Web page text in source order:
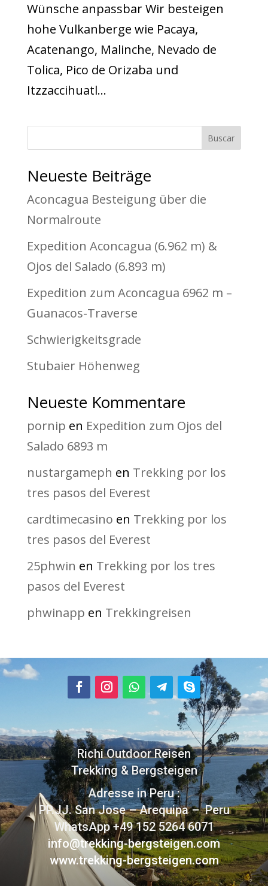
Wünsche anpassbar Wir besteigen
hohe Vulkanberge wie Pacaya,
Acatenango, Malinche, Nevado de
Tolica, Pico de Orizaba und
Itzzaccihuatl...
Buscar
Neueste Beiträge
Aconcagua Besteigung über die
Normalroute
Expedition Aconcagua (6.962 m) &
Ojos del Salado (6.893 m)
Expedition zum Aconcagua 6962 m –
Guanacos-Traverse
Schwierigkeitsgrade
Stubaier Höhenweg
Neueste Kommentare
pornip en Expedition zum Ojos del
Salado 6893 m
nustargameph en Trekking por los
tres pasos del Everest
cardtimecasino en Trekking por los
tres pasos del Everest
25phwin en Trekking por los tres
pasos del Everest
phwinapp en Trekkingreisen
Richi Outdoor Reisen
Trekking & Bergsteigen
Adresse in Peru :
PP.JJ. San Jose – Arequipa – Peru
WhatsApp +49 152 5264 6071
info@trekking-bergsteigen.com
www.trekking-bergsteigen.com